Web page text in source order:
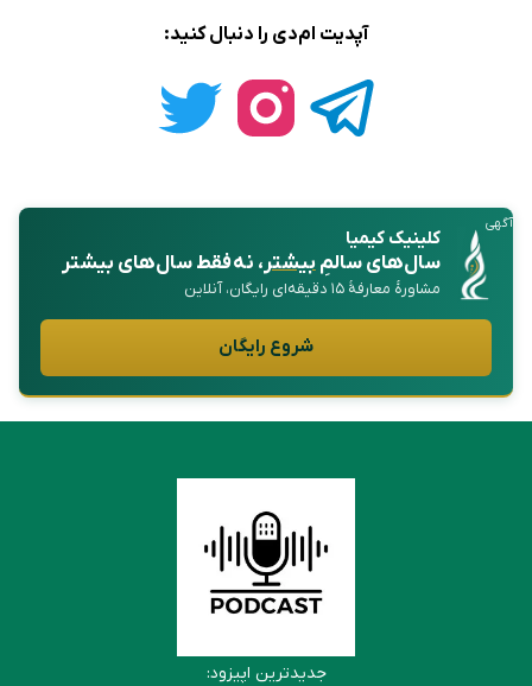
آپدیت ام‌دی را دنبال کنید:
آگهی
کلینیک کیمیا
سال‌های سالمِبیشتر، نه فقط سال‌های بیشتر
مشاورهٔ معارفهٔ ۱۵ دقیقه‌ای رایگان، آنلاین
شروع رایگان
جدیدترین اپیزود: